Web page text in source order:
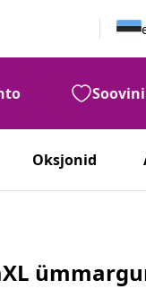
Oksjonid
99